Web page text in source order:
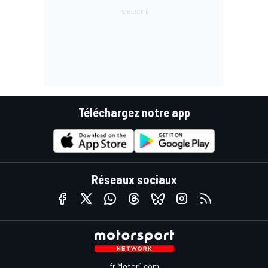
Téléchargez notre app
Réseaux sociaux